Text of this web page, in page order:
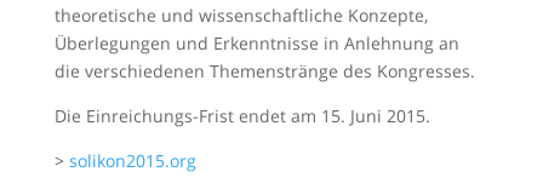
theoretische und wissenschaftliche Konzepte,
Überlegungen und Erkenntnisse in Anlehnung an
die verschiedenen Themenstränge des Kongresses.
Die Einreichungs-Frist endet am 15. Juni 2015.
> solikon2015.org